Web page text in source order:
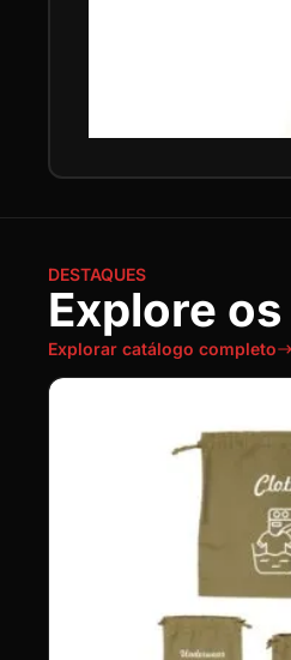
DESTAQUES
Explore
Explorar catálogo completo